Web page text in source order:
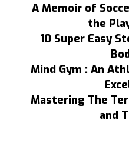
A Memoir of
the
10 Super Easy
Mind Gym : An
Mastering The
and